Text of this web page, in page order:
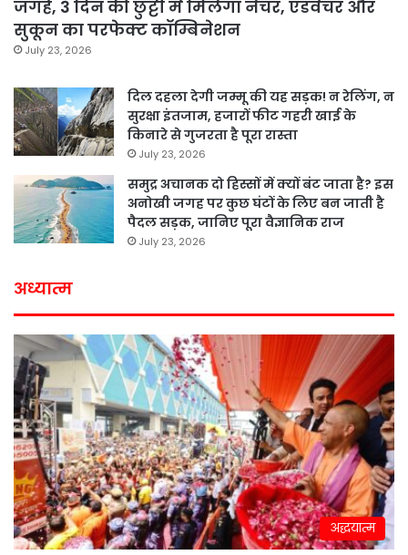
जगहें, 3 दिन की छुट्टी में मिलेगा नेचर, एडवेंचर और
सुकून का परफेक्ट कॉम्बिनेशन
July 23, 2026
दिल दहला देगी जम्मू की यह सड़क! न रेलिंग, न
सुरक्षा इंतजाम, हजारों फीट गहरी खाई के
किनारे से गुजरता है पूरा रास्ता
July 23, 2026
समुद्र अचानक दो हिस्सों में क्यों बंट जाता है? इस
अनोखी जगह पर कुछ घंटों के लिए बन जाती है
पैदल सड़क, जानिए पूरा वैज्ञानिक राज
July 23, 2026
अध्यात्म
अद्धयात्म